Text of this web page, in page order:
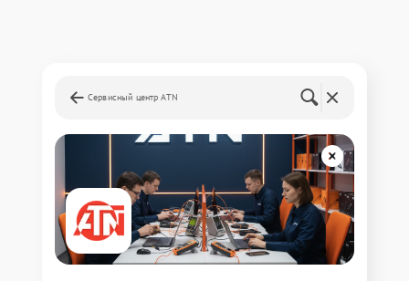
Сервисный центр ATN